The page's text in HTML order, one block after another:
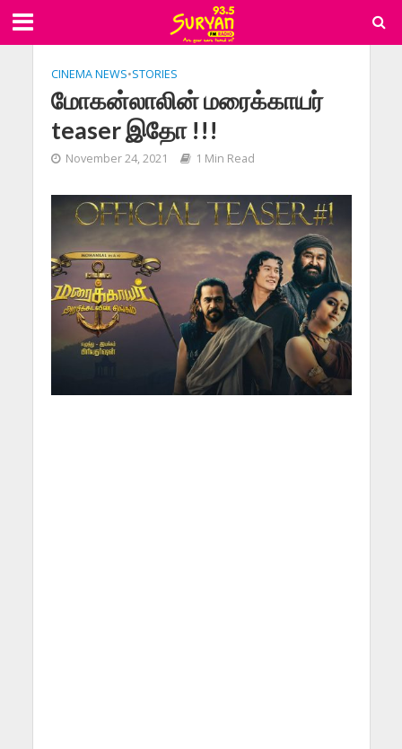
CINEMA NEWS•STORIES
மோகன்லாலின் மரைக்காயர்
teaser இதோ !!!
November 24, 2021 1 Min Read